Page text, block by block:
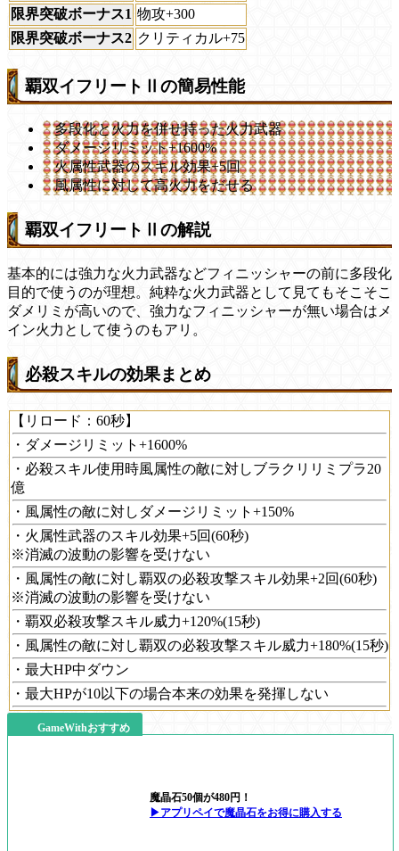
限界突破ボーナス1 物攻+300
限界突破ボーナス2 クリティカル+75
覇双イフリートⅡの簡易性能
多段化と火力を併せ持った火力武器
ダメージリミット+1600%
火属性武器のスキル効果+5回
風属性に対して高火力をだせる
覇双イフリートⅡの解説
基本的には強力な火力武器などフィニッシャーの前に多段化
目的で使うのが理想。純粋な火力武器として見てもそこそこ
ダメリミが高いので、強力なフィニッシャーが無い場合はメ
イン火力として使うのもアリ。
必殺スキルの効果まとめ
【リロード：60秒】
・ダメージリミット+1600%
・必殺スキル使用時風属性の敵に対しブラクリリミプラ20
億
・風属性の敵に対しダメージリミット+150%
・火属性武器のスキル効果+5回(60秒)
※消滅の波動の影響を受けない
・風属性の敵に対し覇双の必殺攻撃スキル効果+2回(60秒)
※消滅の波動の影響を受けない
・覇双必殺攻撃スキル威力+120%(15秒)
・風属性の敵に対し覇双の必殺攻撃スキル威力+180%(15秒)
・最大HP中ダウン
・最大HPが10以下の場合本来の効果を発揮しない
GameWithおすすめ
魔晶石50個が480円！
▶アプリペイで魔晶石をお得に購入する